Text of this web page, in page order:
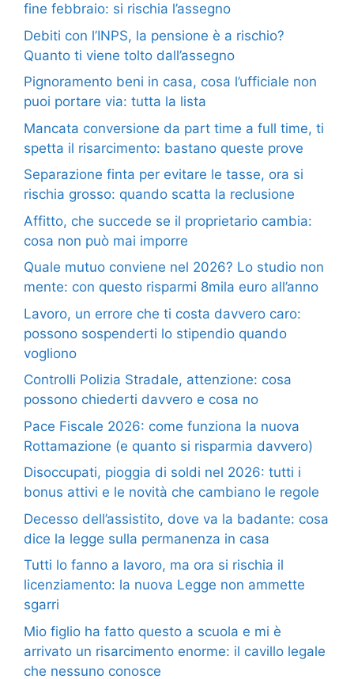
fine febbraio: si rischia l’assegno
Debiti con l’INPS, la pensione è a rischio?
Quanto ti viene tolto dall’assegno
Pignoramento beni in casa, cosa l’ufficiale non
puoi portare via: tutta la lista
Mancata conversione da part time a full time, ti
spetta il risarcimento: bastano queste prove
Separazione finta per evitare le tasse, ora si
rischia grosso: quando scatta la reclusione
Affitto, che succede se il proprietario cambia:
cosa non può mai imporre
Quale mutuo conviene nel 2026? Lo studio non
mente: con questo risparmi 8mila euro all’anno
Lavoro, un errore che ti costa davvero caro:
possono sospenderti lo stipendio quando
vogliono
Controlli Polizia Stradale, attenzione: cosa
possono chiederti davvero e cosa no
Pace Fiscale 2026: come funziona la nuova
Rottamazione (e quanto si risparmia davvero)
Disoccupati, pioggia di soldi nel 2026: tutti i
bonus attivi e le novità che cambiano le regole
Decesso dell’assistito, dove va la badante: cosa
dice la legge sulla permanenza in casa
Tutti lo fanno a lavoro, ma ora si rischia il
licenziamento: la nuova Legge non ammette
sgarri
Mio figlio ha fatto questo a scuola e mi è
arrivato un risarcimento enorme: il cavillo legale
che nessuno conosce